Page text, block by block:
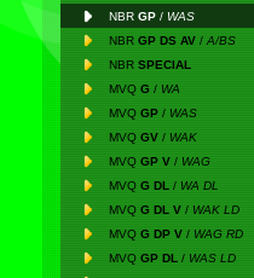
NBR GP / WAS
NBR GP DS AV / A/BS
NBR SPECIAL
MVQ G / WA
MVQ GP / WAS
MVQ GV / WAK
MVQ GP V / WAG
MVQ G DL / WA DL
MVQ G DL V / WAK LD
MVQ G DP V / WAG RD
MVQ GP DL / WAS LD